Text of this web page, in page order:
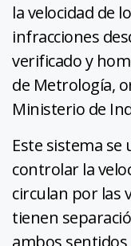
la velocidad de
infracciones
verificado y
de Metrología,
Ministerio de
Este sistema
controlar la
circulan por las
tienen
ambos